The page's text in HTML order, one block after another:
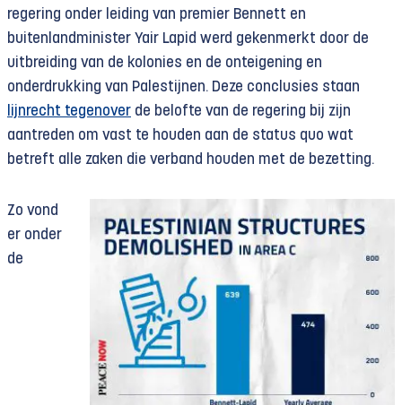
regering onder leiding van premier Bennett en
buitenlandminister Yair Lapid werd gekenmerkt door de
uitbreiding van de kolonies en de onteigening en
onderdrukking van Palestijnen. Deze conclusies staan
lijnrecht tegenover de belofte van de regering bij zijn
aantreden om vast te houden aan de status quo wat
betreft alle zaken die verband houden met de bezetting.
Zo vond
er onder
de